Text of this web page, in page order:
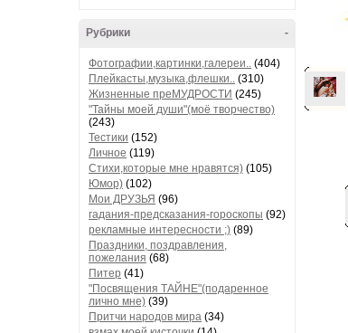
-
Рубрики
Фотографии,картинки,галереи.. (404)
Плейкасты,музыка,флешки.. (310)
Жизненные преМУДРОСТИ (245)
"Тайны моей души"(моё творчество)
(243)
Тестики (152)
Личное (119)
Стихи,которые мне нравятся) (105)
Юмор) (102)
Мои ДРУЗЬЯ (96)
гадания-предсказания-гороскопы (92)
рекламные интересности ;) (89)
Праздники, поздравления,
пожелания (68)
Питер (41)
"Посвящения ТАЙНЕ"(подаренное
лично мне) (39)
Притчи народов мира (34)